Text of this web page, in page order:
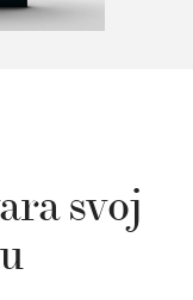
svoj